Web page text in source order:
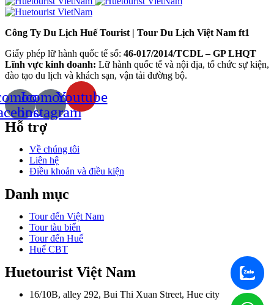
Công Ty Du Lịch Huế Tourist | Tour Du Lịch Việt Nam ft1
Giấy phép lữ hành quốc tế số: 46-017/2014/TCDL – GP LHQT
Lĩnh vực kinh doanh: Lữ hành quốc tế và nội địa, tổ chức sự kiện,
đào tạo du lịch và khách sạn, vận tải đường bộ.
Icomoon-
instagram
Youtube
Hỗ trợ
Về chúng tôi
Liên hệ
Điều khoản và điều kiện
Danh mục
Tour đến Việt Nam
Tour tàu biển
Tour đến Huế
Huế CBT
Huetourist Việt Nam
16/10B, alley 292, Bui Thi Xuan Street, Hue city